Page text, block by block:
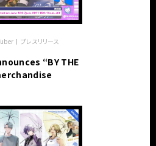
プレスリリース
“BY THE